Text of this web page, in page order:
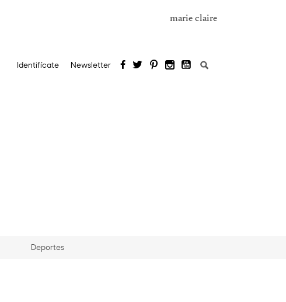
marie claire
Identifícate Newsletter Buscar:
Deportes